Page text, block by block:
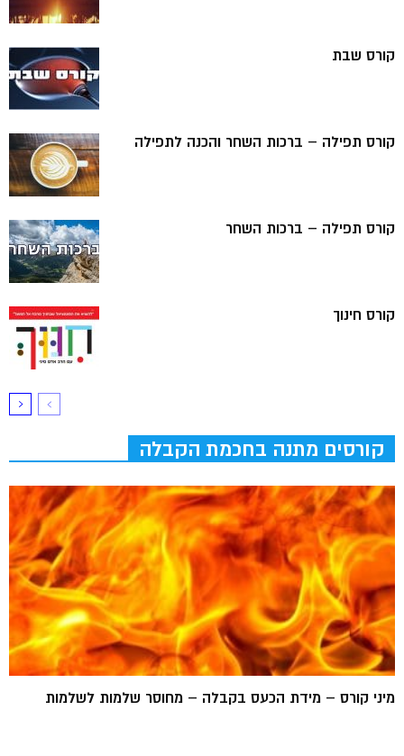
קורס שבת
קורס תפילה – ברכות השחר והכנה לתפילה
קורס תפילה – ברכות השחר
קורס חינוך
קורסים מתנה בחכמת הקבלה
מיני קורס – מידת הכעס בקבלה – מחוסר שלמות לשלמות